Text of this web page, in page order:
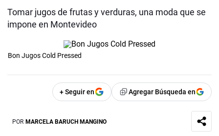
Tomar jugos de frutas y verduras, una moda que se
impone en Montevideo
Bon Jugos Cold Pressed
+ Seguir en Agregar Búsqueda en
POR MARCELA BARUCH MANGINO